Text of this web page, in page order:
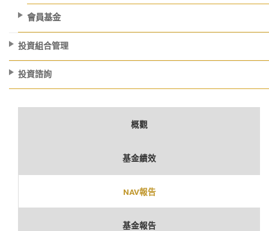
會員基金
投資組合管理
投資諮詢
概觀
基金績效
NAV報告
基金報告